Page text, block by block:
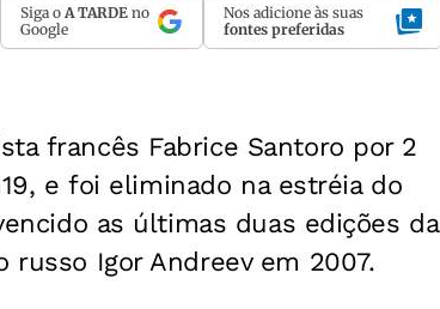
Siga o A TARDE no
Google
Nos adicione às suas
fontes preferidas
francês Fabrice Santoro por 2
e foi eliminado na estréia do
as últimas duas edições da
Igor Andreev em 2007.